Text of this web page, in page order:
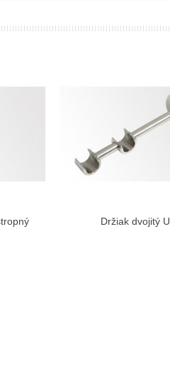
Zobraziť viac
Držiak dvojitý U